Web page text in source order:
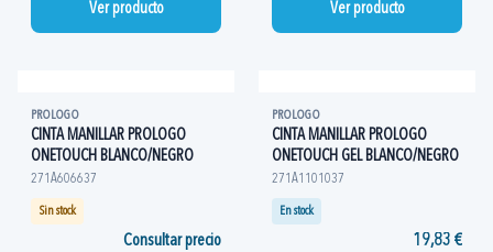
Ver producto Ver producto
PROLOGO
CINTA MANILLAR PROLOGO
ONETOUCH BLANCO/NEGRO
271A606637
Sin stock
Consultar precio
PROLOGO
CINTA MANILLAR PROLOGO
ONETOUCH GEL BLANCO/NEGRO
271A1101037
En stock
19,83 €